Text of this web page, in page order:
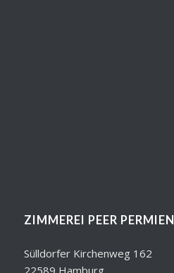
ZIMMEREI PEER PERMIEN
Sülldorfer Kirchenweg 162
22589 Hamburg